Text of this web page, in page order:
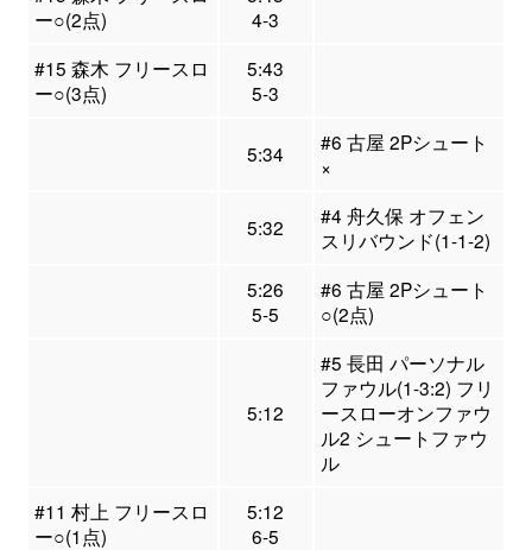
ー○(2点)
4-3
#15 森木 フリースロ
ー○(3点)
5:43
5-3
5:34
#6 古屋 2Pシュート
×
5:32
#4 舟久保 オフェン
スリバウンド(1-1-2)
5:26
5-5
#6 古屋 2Pシュート
○(2点)
5:12
#5 長田 パーソナル
ファウル(1-3:2) フリ
ースローオンファウ
ル2 シュートファウ
ル
#11 村上 フリースロ
ー○(1点)
5:12
6-5